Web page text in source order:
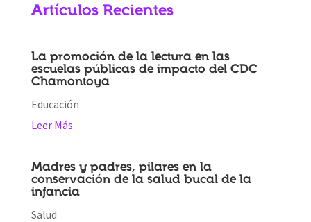
Artículos Recientes
La promoción de la lectura en las
escuelas públicas de impacto del CDC
Chamontoya
Educación
Leer Más
Madres y padres, pilares en la
conservación de la salud bucal de la
infancia
Salud